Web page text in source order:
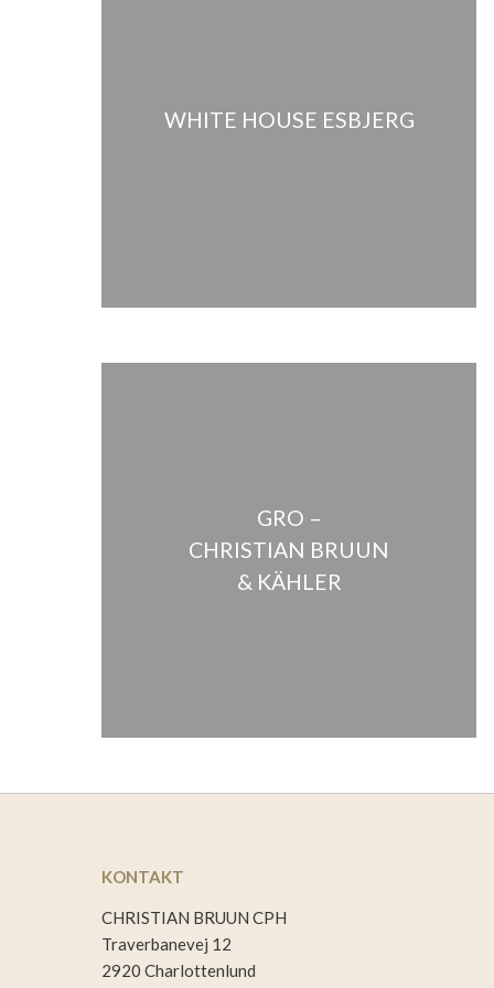
WHITE HOUSE ESBJERG
GRO –
CHRISTIAN BRUUN
& KÄHLER
KONTAKT
CHRISTIAN BRUUN CPH
Traverbanevej 12
2920 Charlottenlund